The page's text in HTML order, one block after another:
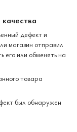
дефект и
магазин отправил
его или обменять на
товара
был обнаружен